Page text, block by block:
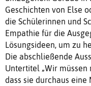
Geschichten von Else
die Schülerinnen und
Empathie für die
Lösungsideen, um zu
Die abschließende
Untertitel „Wir müssen
dass sie durchaus eine